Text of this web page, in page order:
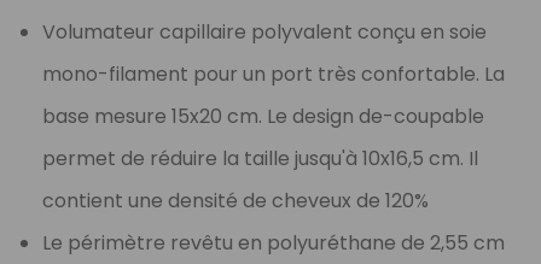
Volumateur capillaire polyvalent conçu en soie
mono-filament pour un port très confortable. La
base mesure 15x20 cm. Le design de-coupable
permet de réduire la taille jusqu'à 10x16,5 cm. Il
contient une densité de cheveux de 120%
Le périmètre revêtu en polyuréthane de 2,55 cm